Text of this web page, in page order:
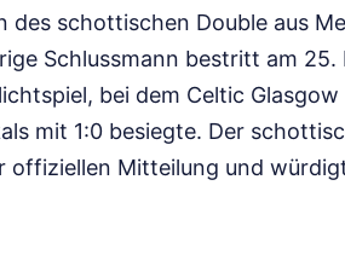
des schottischen Double aus
Schlussmann bestritt am 25.
bei dem Celtic Glasgow
mit 1:0 besiegte. Der
offiziellen Mitteilung und